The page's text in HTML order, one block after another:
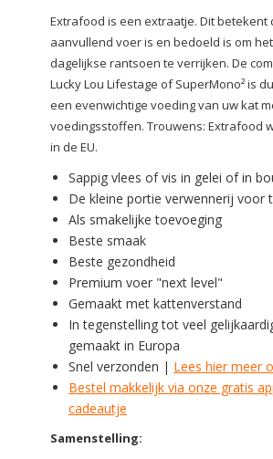
Extrafood is een extraatje. Dit betekent
aanvullend voer is en bedoeld is om
dagelijkse rantsoen te verrijken. De
Lucky Lou Lifestage of SuperMono² is
een evenwichtige voeding van uw kat
voedingsstoffen. Trouwens: Extrafood
in de EU.
Sappig vlees of vis in gelei of in
De kleine portie verwennerij voor
Als smakelijke toevoeging
Beste smaak
Beste gezondheid
Premium voer "next level"
Gemaakt met kattenverstand
In tegenstelling tot veel
gemaakt in Europa
Snel verzonden | Lees hier meer
Bestel makkelijk via onze gratis
cadeautje
Samenstelling: